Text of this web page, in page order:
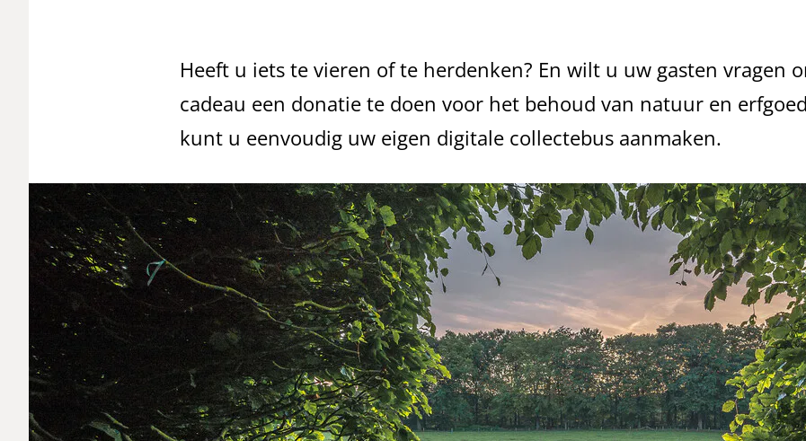
Heeft u iets te vieren of te herdenken? En wilt u uw gasten vragen
cadeau een donatie te doen voor het behoud van natuur en
kunt u eenvoudig uw eigen digitale collectebus aanmaken.